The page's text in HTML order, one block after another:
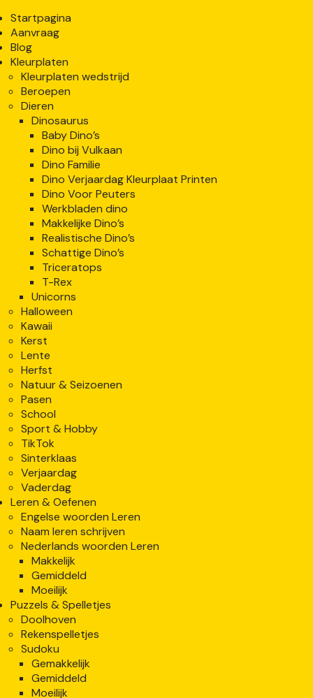
Startpagina
Aanvraag
Blog
Kleurplaten
Kleurplaten wedstrijd
Beroepen
Dieren
Dinosaurus
Baby Dino’s
Dino bij Vulkaan
Dino Familie
Dino Verjaardag Kleurplaat Printen
Dino Voor Peuters
Werkbladen dino
Makkelijke Dino’s
Realistische Dino’s
Schattige Dino’s
Triceratops
T-Rex
Unicorns
Halloween
Kawaii
Kerst
Lente
Herfst
Natuur & Seizoenen
Pasen
School
Sport & Hobby
TikTok
Sinterklaas
Verjaardag
Vaderdag
Leren & Oefenen
Engelse woorden Leren
Naam leren schrijven
Nederlands woorden Leren
Makkelijk
Gemiddeld
Moeilijk
Puzzels & Spelletjes
Doolhoven
Rekenspelletjes
Sudoku
Gemakkelijk
Gemiddeld
Moeilijk